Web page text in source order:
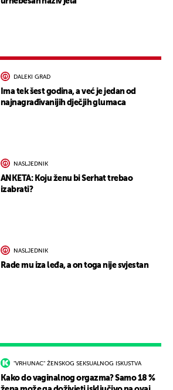
"VRHUNAC" ŽENSKOG SEKSUALNOG ISKUSTVA
Kako do vaginalnog orgazma? Samo 18 %
DALEKI GRAD
Ima tek šest godina, a već je jedan od
najnagrađivanijih dječjih glumaca
NASLJEDNIK
ANKETA: Koju ženu bi Serhat trebao
izabrati?
NASLJEDNIK
Rade mu iza leđa, a on toga nije svjestan